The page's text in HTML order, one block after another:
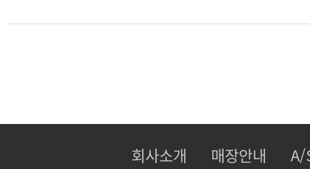
회사소개 매장안내 A/